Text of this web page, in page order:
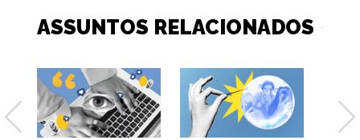
ASSUNTOS RELACIONADOS